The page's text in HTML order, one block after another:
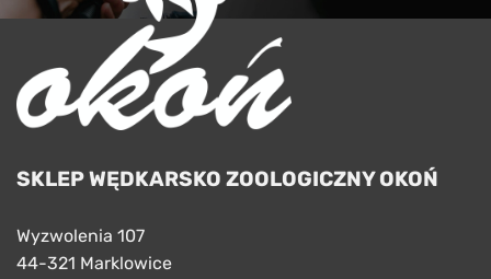
SKLEP WĘDKARSKO ZOOLOGICZNY OKOŃ
Wyzwolenia 107
44-321 Marklowice